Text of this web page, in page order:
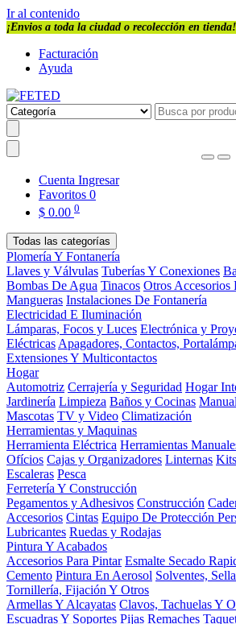
Ir al contenido
¡Envios a toda la ciudad o recolección en tienda!
Facturación
Ayuda
Cuenta Ingresar
Favoritos 0
$ 0.00 0
Todas las categorías
Plomería Y Fontanería
Llaves y Válvulas Tuberías Y Conexiones
Bombas De Agua Tinacos Otros Accesorios
Mangueras Instalaciones De Fontanería
Electricidad E Iluminación
Lámparas, Focos y Luces Electrónica y
Eléctricas Apagadores, Contactos,
Extensiones Y Multicontactos
Hogar
Automotriz Cerrajería y Seguridad Hogar
Jardinería Limpieza Baños y Cocinas
Mascotas TV y Video Climatización
Herramientas y Maquinas
Herramienta Eléctrica Herramientas
Ofícios Cajas y Organizadores Linternas
Escaleras Pesca
Ferretería Y Construcción
Pegamentos y Adhesivos Construcción
Accesorios Cintas Equipo De Protección
Lubricantes Ruedas y Rodajas
Pintura Y Acabados
Accesorios Para Pintar Esmalte Secado
Cemento Pintura En Aerosol Solventes,
Tornillería, Fijación Y Otros
Armellas Y Alcayatas Clavos, Tachuelas Y
Escuadras Y Soportes Pijas Remaches